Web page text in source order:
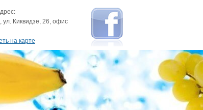
ул. Киквидзе, 26, офис
на карте